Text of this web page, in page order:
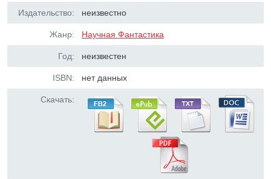
Издательство: неизвестно
Жанр: Научная Фантастика
Год: неизвестен
ISBN: нет данных
Скачать: